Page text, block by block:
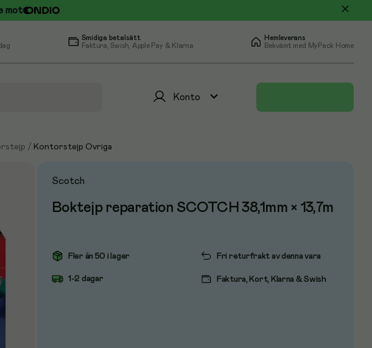
mot
Smidiga betalsätt
Faktura, Swish, Apple Pay & Klarna
Hemleverans
Bekvämt med MyPack Home
Konto
/ Kontorstejp Övriga
Scotch
Boktejp reparation SCOTCH 38,1mm × 13,7m
Fler än 50 i lager Fri returfrakt av denna vara
1-2 dagar Faktura, Kort, Klarna & Swish